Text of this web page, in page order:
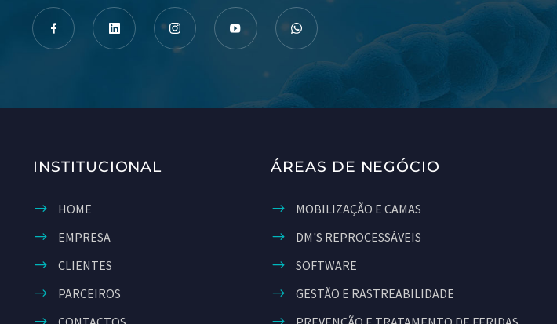
INSTITUCIONAL
HOME
EMPRESA
CLIENTES
PARCEIROS
ÁREAS DE NEGÓCIO
MOBILIZAÇÃO E CAMAS
DM'S REPROCESSÁVEIS
SOFTWARE
GESTÃO E RASTREABILIDADE